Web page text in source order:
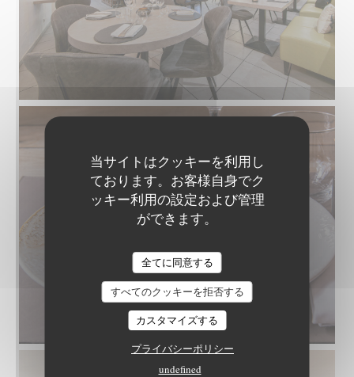
当サイトはクッキーを利用し
ております。お客様自身でク
ッキー利用の設定および管理
ができます。
全てに同意する
すべてのクッキーを拒否する
カスタマイズする
プライバシーポリシー
undefined